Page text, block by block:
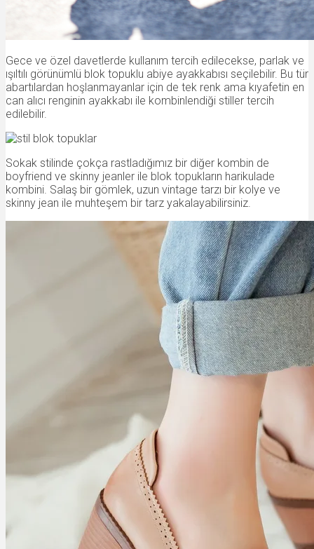
Gece ve özel davetlerde kullanım tercih edilecekse, parlak ve
ışıltılı görünümlü blok topuklu abiye ayakkabısı seçilebilir. Bu tür
abartılardan hoşlanmayanlar için de tek renk ama kıyafetin en
can alıcı renginin ayakkabı ile kombinlendiği stiller tercih
edilebilir.
Sokak stilinde çokça rastladığımız bir diğer kombin de
boyfriend ve skinny jeanler ile blok topukların harikulade
kombini. Salaş bir gömlek, uzun vintage tarzı bir kolye ve
skinny jean ile muhteşem bir tarz yakalayabilirsiniz.